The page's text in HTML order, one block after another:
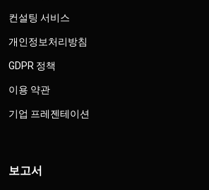
컨설팅 서비스
개인정보처리방침
GDPR 정책
이용 약관
기업 프레젠테이션
보고서